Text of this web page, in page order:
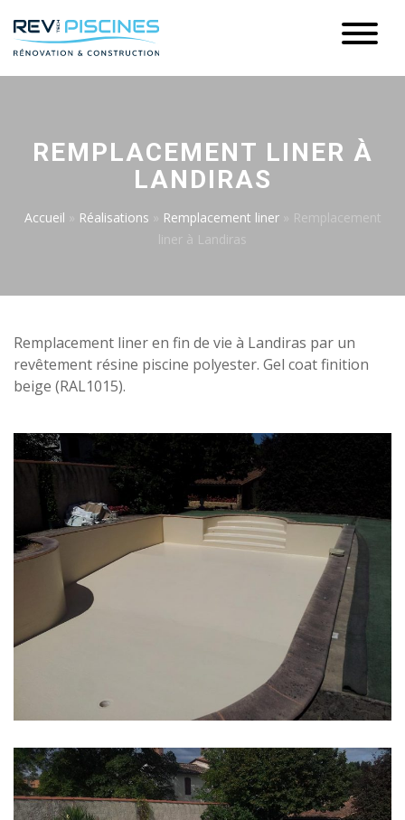
REMPLACEMENT LINER À
LANDIRAS
Accueil Réalisations Remplacement liner»
Remplacement
liner à Landiras
Remplacement liner en fin de vie à Landiras par un
revêtement résine piscine polyester. Gel coat finition
beige (RAL1015).